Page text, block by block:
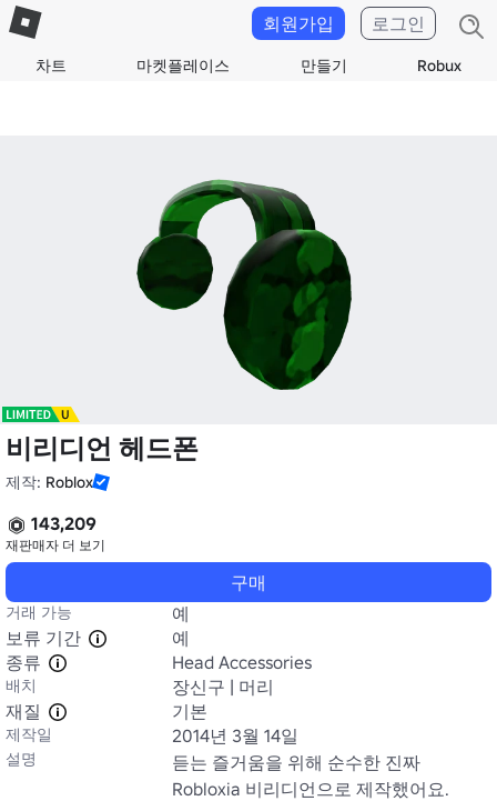
차트 마켓플레이스 만들기 Robux
회원가입 로그인
비리디언 헤드폰
제작: Roblox
143,209
재판매자 더 보기
구매
거래 가능
예
보류 기간
예
종류
Head Accessories
배치
장신구 | 머리
재질
기본
제작일 2014년 3월 14일
설명
듣는 즐거움을 위해 순수한 진짜
Robloxia 비리디언으로 제작했어요.